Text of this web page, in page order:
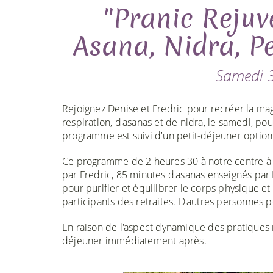
"Pranic
Asana, Nidra,
Samedi
Rejoignez Denise et Fredric pour recréer la
respiration, d'asanas et de nidra, le samedi,
programme est suivi d'un petit-déjeuner
Ce programme de 2 heures 30 à notre centre
par Fredric, 85 minutes d'asanas enseignés
pour purifier et équilibrer le corps physique et
participants des retraites. D'autres personnes
En raison de l'aspect dynamique des
déjeuner immédiatement après.